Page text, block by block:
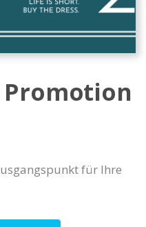
für Ihre